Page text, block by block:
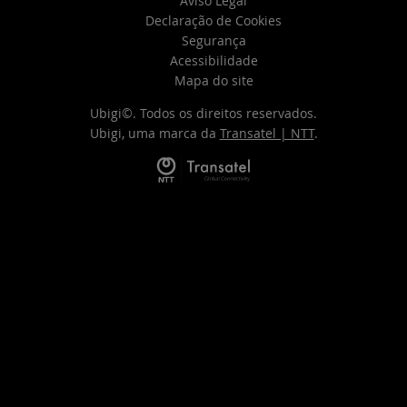
Declaração de Cookies
Segurança
Acessibilidade
Mapa do site
Ubigi©. Todos os direitos reservados.
Ubigi, uma marca da Transatel | NTT.